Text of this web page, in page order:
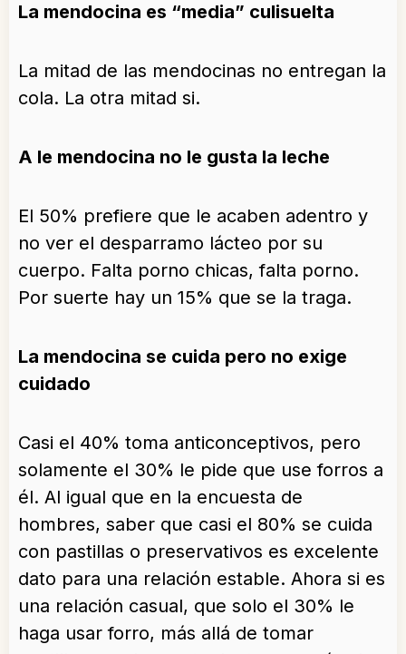
La mendocina es “media” culisuelta
La mitad de las mendocinas no entregan la
cola. La otra mitad si.
A le mendocina no le gusta la leche
El 50% prefiere que le acaben adentro y
no ver el desparramo lácteo por su
cuerpo. Falta porno chicas, falta porno.
Por suerte hay un 15% que se la traga.
La mendocina se cuida pero no exige
cuidado
Casi el 40% toma anticonceptivos, pero
solamente el 30% le pide que use forros a
él. Al igual que en la encuesta de
hombres, saber que casi el 80% se cuida
con pastillas o preservativos es excelente
dato para una relación estable. Ahora si es
una relación casual, que solo el 30% le
haga usar forro, más allá de tomar